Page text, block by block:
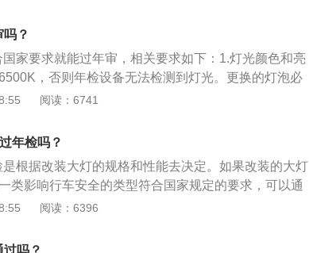
安全法》明确规定，任何单位或者个人不得拼装机
登的结构、构造或者特征。车辆的结构包括车身颜
标准和发动机的相关技术参数。2、已领牌照的汽车
记申报，其改装技术报告经车管所审查同意后，方可
到车管所办理改装变更手续。3、车辆改装是否合
？
家要求就能过年审，相关要求如下：1.灯光颜色和亮
，否则年检设备无法检测到灯光。更换的灯泡必
聚光焦点，设备检测的也是中心点的亮度，如果是散
和散热铝带两种，要选择自己车能安装的led灯泡，
从而导致进水进灰问题，灯泡也会很快坏掉甚至影响
品牌：尽量选择大品牌，因为led灯泡对散热和灯珠
，灯光会衰减非常快，灯芯也会很快烧掉，选择大品
保障。
阅读：6741
年检吗？
根据改装大灯的规格和性能去决定。如果改装的大灯
类影响行车安全的类型符合国家规定的要求，可以通
角度：亮度是否达到要求，也就是亮度至少不可以小
以顺利通过年检。汽车年检的相关规定：年检的不合
阅读：6396